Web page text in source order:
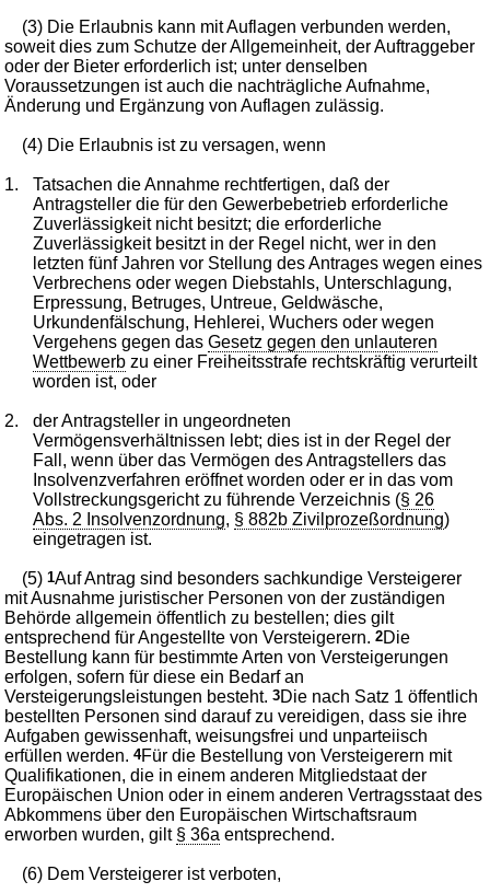
(3) Die Erlaubnis kann mit Auflagen verbunden werden,
soweit dies zum Schutze der Allgemeinheit, der Auftraggeber
oder der Bieter erforderlich ist; unter denselben
Voraussetzungen ist auch die nachträgliche Aufnahme,
Änderung und Ergänzung von Auflagen zulässig.
(4) Die Erlaubnis ist zu versagen, wenn
1.
Tatsachen die Annahme rechtfertigen, daß der
Antragsteller die für den Gewerbebetrieb erforderliche
Zuverlässigkeit nicht besitzt; die erforderliche
Zuverlässigkeit besitzt in der Regel nicht, wer in den
letzten fünf Jahren vor Stellung des Antrages wegen eines
Verbrechens oder wegen Diebstahls, Unterschlagung,
Erpressung, Betruges, Untreue, Geldwäsche,
Urkundenfälschung, Hehlerei, Wuchers oder wegen
Vergehens gegen dasGesetz gegen den unlauteren
Wettbewerb zu einer Freiheitsstrafe rechtskräftig verurteilt
worden ist, oder
2.
der Antragsteller in ungeordneten
Vermögensverhältnissen lebt; dies ist in der Regel der
Fall, wenn über das Vermögen des Antragstellers das
Insolvenzverfahren eröffnet worden oder er in das vom
Vollstreckungsgericht zu führende Verzeichnis (§ 26
Abs. 2 Insolvenzordnung, § 882b Zivilprozeßordnung)
eingetragen ist.
(5)1Auf Antrag sind besonders sachkundige Versteigerer
mit Ausnahme juristischer Personen von der zuständigen
Behörde allgemein öffentlich zu bestellen; dies gilt
entsprechend für Angestellte von Versteigerern.2Die
Bestellung kann für bestimmte Arten von Versteigerungen
erfolgen, sofern für diese ein Bedarf an
Versteigerungsleistungen besteht.3Die nach Satz 1 öffentlich
bestellten Personen sind darauf zu vereidigen, dass sie ihre
Aufgaben gewissenhaft, weisungsfrei und unparteiisch
erfüllen werden.4Für die Bestellung von Versteigerern mit
Qualifikationen, die in einem anderen Mitgliedstaat der
Europäischen Union oder in einem anderen Vertragsstaat des
Abkommens über den Europäischen Wirtschaftsraum
erworben wurden, gilt § 36a entsprechend.
(6) Dem Versteigerer ist verboten,